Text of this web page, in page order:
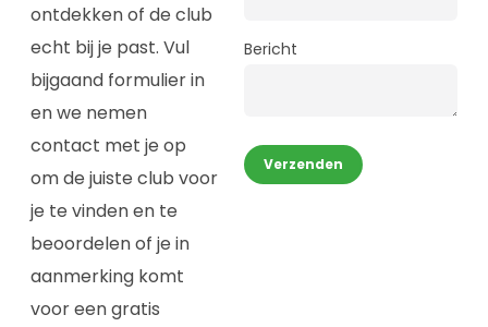
ontdekken of de club
echt bij je past. Vul
bijgaand formulier in
en we nemen
contact met je op
om de juiste club voor
je te vinden en te
beoordelen of je in
aanmerking komt
voor een gratis
Bericht
Verzenden